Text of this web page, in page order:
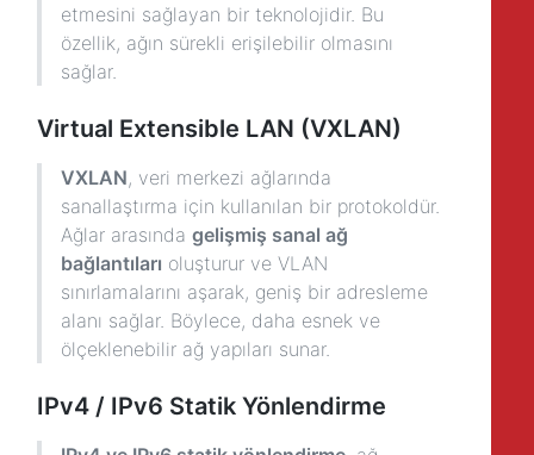
etmesini sağlayan bir teknolojidir. Bu
özellik, ağın sürekli erişilebilir olmasını
sağlar.
Virtual Extensible LAN (VXLAN)
VXLAN, veri merkezi ağlarında
sanallaştırma için kullanılan bir protokoldür.
Ağlar arasında gelişmiş sanal ağ
bağlantıları oluşturur ve VLAN
sınırlamalarını aşarak, geniş bir adresleme
alanı sağlar. Böylece, daha esnek ve
ölçeklenebilir ağ yapıları sunar.
IPv4 / IPv6 Statik Yönlendirme